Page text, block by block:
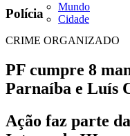
Mundo
Cidade
Polícia
CRIME ORGANIZADO
PF cumpre 8
Parnaíba e Luís
Ação faz parte